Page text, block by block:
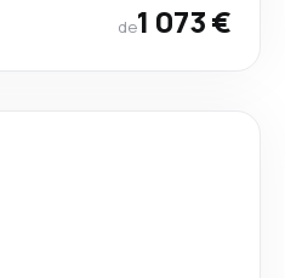
de1 073 €